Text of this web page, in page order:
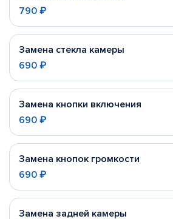
790 ₽
Замена стекла камеры
690 ₽
Замена кнопки включения
690 ₽
Замена кнопок громкости
690 ₽
Замена задней камеры